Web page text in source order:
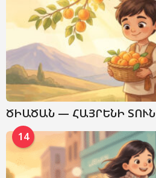
ԾԻԱԾԱՆ — ՀԱՅՐԵՆԻ ՏՈՒՆ
14